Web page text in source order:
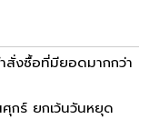
สั่งซื้อที่มียอดมากกว่า
กร์ ยกเว้นวันหยุด